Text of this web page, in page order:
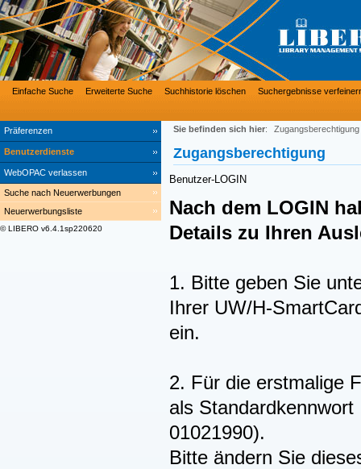
Präferenzen
Benutzerdienste
WebOPAC verlassen
Einfache Suche Erweiterte Suche Suchhistorie löschen Suchergebnisse
Suche nach Neuerwerbungen
Neuerwerbungsliste
© LIBERO v6.4.1sp220620
Sie befinden sich hier: Zugangsberechtigung
Zugangsberechtigung
Benutzer-LOGIN
Nach dem LOGIN
Details zu Ihren
1. Bitte geben Sie
Ihrer UW/H-
ein.
2. Für die erstmalige
als
01021990).
Bitte ändern Sie